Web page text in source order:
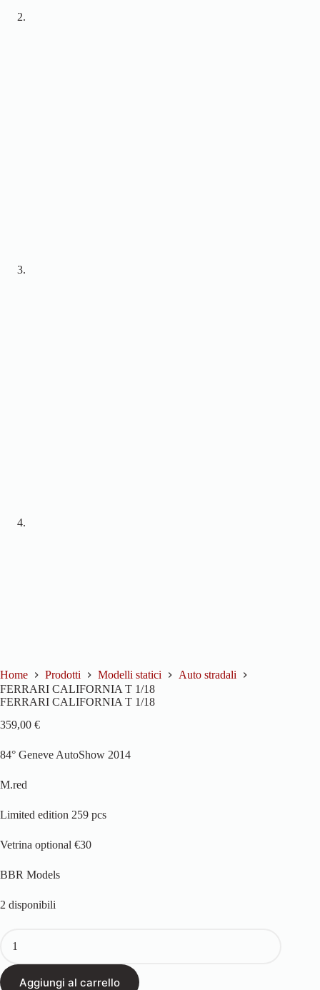
Home Prodotti Modelli statici
Auto stradali
FERRARI CALIFORNIA T 1/18
FERRARI CALIFORNIA T 1/18
359,00 €
84° Geneve AutoShow 2014
M.red
Limited edition 259 pcs
Vetrina optional €30
BBR Models
2 disponibili
CALIFORNIA
1/18
quantitàAggiungi al carrello